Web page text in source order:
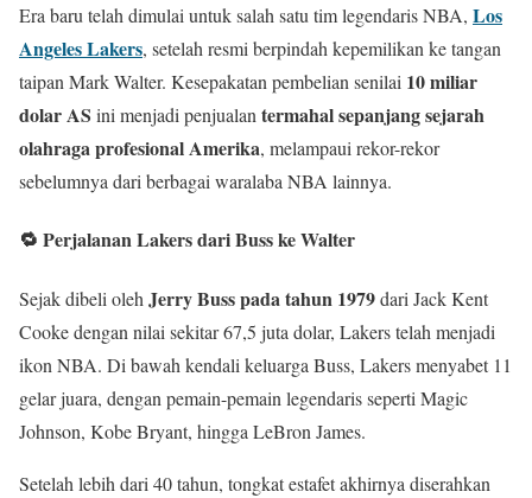
Era baru telah dimulai untuk salah satu tim legendaris NBA, Los
Angeles Lakers, setelah resmi berpindah kepemilikan ke tangan
taipan Mark Walter. Kesepakatan pembelian senilai 10 miliar
dolar AS ini menjadi penjualan termahal sepanjang sejarah
olahraga profesional Amerika, melampaui rekor-rekor
sebelumnya dari berbagai waralaba NBA lainnya.
🔁 Perjalanan Lakers dari Buss ke Walter
Sejak dibeli oleh Jerry Buss pada tahun 1979dari Jack Kent
Cooke dengan nilai sekitar 67,5 juta dolar, Lakers telah menjadi
ikon NBA. Di bawah kendali keluarga Buss, Lakers menyabet 11
gelar juara, dengan pemain-pemain legendaris seperti Magic
Johnson, Kobe Bryant, hingga LeBron James.
Setelah lebih dari 40 tahun, tongkat estafet akhirnya diserahkan